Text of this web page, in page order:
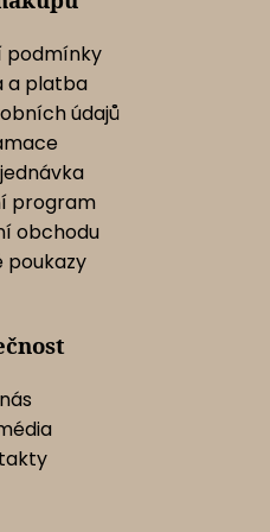
v
k
y
v
ý
p
i
s
u
podmínky
a platba
údajů
program
obchodu
poukazy